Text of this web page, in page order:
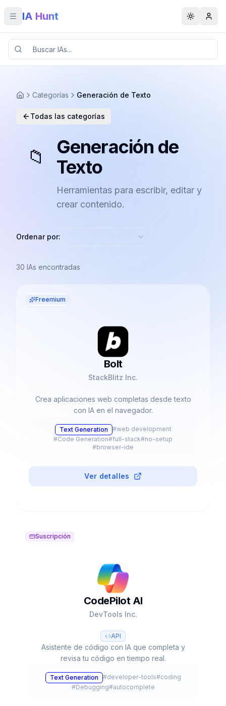
Toggle menu
IA Hunt Toggle
Categorías Generación de Texto
Todas las categorías
📁
Generación de
Texto
Herramientas para escribir, editar y
crear contenido.
Ordenar por:
30 IAs encontradas
Freemium
Bolt
StackBlitz Inc.
Crea aplicaciones web completas desde texto
con IA en el navegador.
Text Generation #web development
#Code Generation#full-stack#no-setup
#browser-ide
Ver detalles
Suscripción
CodePilot AI
DevTools Inc.
API
Asistente de código con IA que completa y
revisa tu código en tiempo real.
Text Generation #developer-tools#coding
#Debugging#autocomplete